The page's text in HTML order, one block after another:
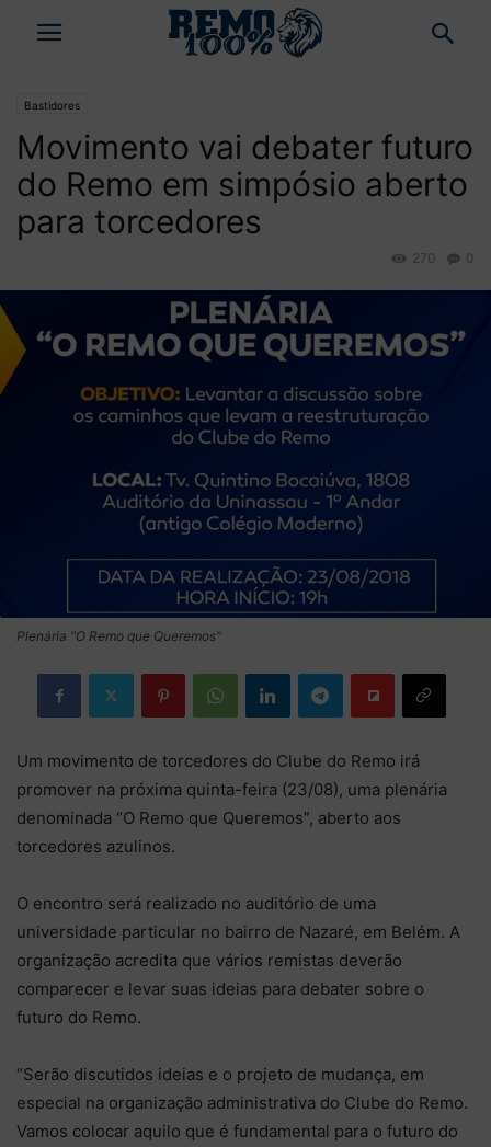
Bastidores
Movimento vai debater futuro
do Remo em simpósio aberto
para torcedores
0
270
Plenária "O Remo que Queremos"
Um movimento de torcedores do Clube do Remo irá
promover na próxima quinta-feira (23/08), uma plenária
denominada “O Remo que Queremos”, aberto aos
torcedores azulinos.
O encontro será realizado no auditório de uma
universidade particular no bairro de Nazaré, em Belém. A
organização acredita que vários remistas deverão
comparecer e levar suas ideias para debater sobre o
futuro do Remo.
“Serão discutidos ideias e o projeto de mudança, em
especial na organização administrativa do Clube do Remo.
Vamos colocar aquilo que é fundamental para o futuro do